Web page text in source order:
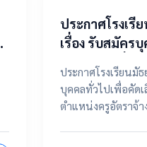
ประกาศโรงเ
เรื่อง รับสมัคร
เป็นลูกจ้างชั่ว
จ้าง วิชาเอกภ
แม่บ้าน / นักกา
ประกาศโรงเรียนมั
บุคคลทั่วไปเพื่อคัดเ
ตำแหน่งครูอัตราจ้า